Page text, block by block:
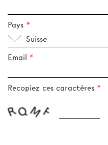
Pays
Suisse
Email
Recopiez ces caractères